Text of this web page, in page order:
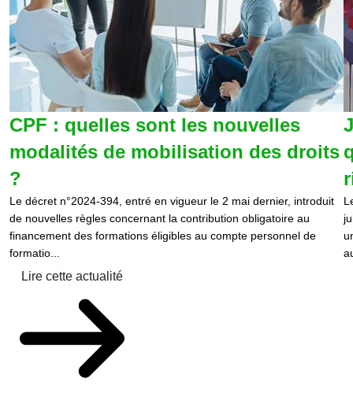
CPF : quelles sont les nouvelles
modalités de mobilisation des droits
?
Le décret n°2024-394, entré en vigueur le 2 mai dernier, introduit
de nouvelles règles concernant la contribution obligatoire au
financement des formations éligibles au compte personnel de
formatio...
Lire cette actualité